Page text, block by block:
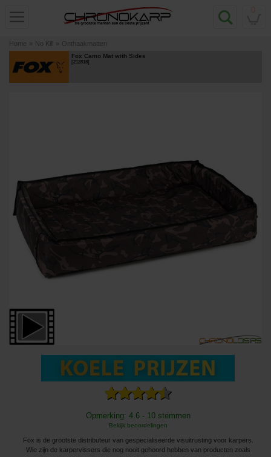
Home » No Kill » Onthaakmatten
Fox Camo Mat with Sides
[212818]
Opmerking: 4.6 - 10 stemmen
Bekijk beoordelingen
Fox is de grootste distributeur van gespecialiseerde visuitrusting voor karpers.
Wie zijn de karpervissers die nog nooit gehoord hebben van producten zoals